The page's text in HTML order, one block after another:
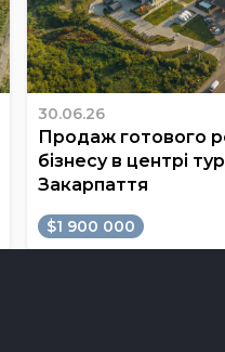
30.06.26
Продаж готового
бізнесу в центрі
Закарпаття
$1 900 000